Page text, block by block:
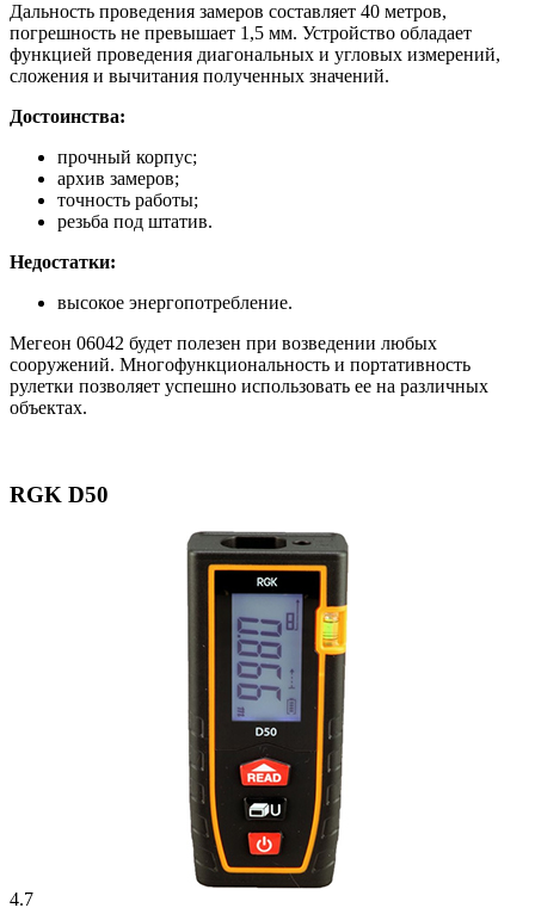
Дальность проведения замеров составляет 40 метров,
погрешность не превышает 1,5 мм. Устройство обладает
функцией проведения диагональных и угловых измерений,
сложения и вычитания полученных значений.
Достоинства:
прочный корпус;
архив замеров;
точность работы;
резьба под штатив.
Недостатки:
высокое энергопотребление.
Мегеон 06042 будет полезен при возведении любых
сооружений. Многофункциональность и портативность
рулетки позволяет успешно использовать ее на различных
объектах.
RGK D50
4.7